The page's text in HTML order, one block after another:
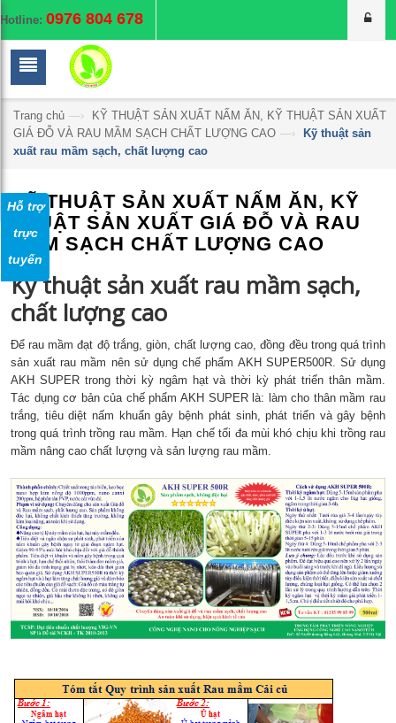
Hỗ trợ
trực
tuyến
Hotline: 0976 804 678
Trang chủ —›
KỸ THUẬT SẢN XUẤT NẤM ĂN, KỸ THUẬT SẢN XUẤT
GIÁ ĐỖ VÀ RAU MẦM SẠCH CHẤT LƯỢNG CAO —›
Kỹ thuật sản
xuất rau mầm sạch, chất lượng cao
KỸ THUẬT SẢN XUẤT NẤM ĂN, KỸ
THUẬT SẢN XUẤT GIÁ ĐỖ VÀ RAU
MẦM SẠCH CHẤT LƯỢNG CAO
Kỹ thuật sản xuất rau mầm sạch,
chất lượng cao
Để rau mầm đạt độ trắng, giòn, chất lượng cao, đồng đều trong quá trình
sản xuất rau mầm nên sử dụng chế phẩm AKH SUPER500R. Sử dụng
AKH SUPER trong thời kỳ ngâm hạt và thời kỳ phát triển thân mầm.
Tác dụng cơ bản của chế phẩm AKH SUPER là: làm cho thân mầm rau
trắng, tiêu diệt nấm khuẩn gây bệnh phát sinh, phát triển và gây bệnh
trong quá trình trồng rau mầm. Hạn chế tối đa mùi khó chịu khi trồng rau
mầm nâng cao chất lượng và sản lượng rau mầm.